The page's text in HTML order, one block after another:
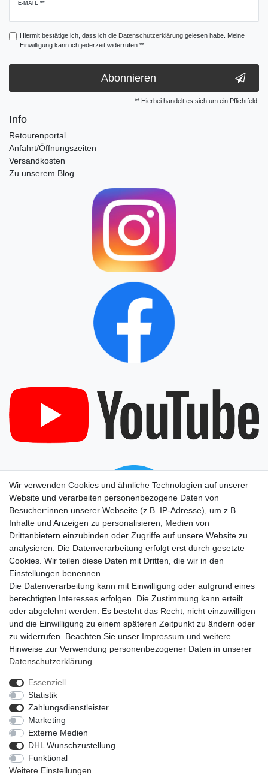
E-MAIL **
Newsletter
Hiermit bestätige ich, dass ich die Daten­schutz­erklärunggelesen habe. Meine
Einwilligung kann ich jederzeit widerrufen.**
Abonnieren
** Hierbei handelt es sich um ein Pflichtfeld.
Info
Retourenportal
Anfahrt/Öffnungszeiten
Versandkosten
Zu unserem Blog
Impressum
Barrierefreiheitserklärung
Vertrag widerrufen
Wir verwenden Cookies und ähnliche Technologien auf unserer
Website und verarbeiten personenbezogene Daten von
Besucher:innen unserer Webseite (z.B. IP-Adresse), um z.B.
Inhalte und Anzeigen zu personalisieren, Medien von
Drittanbietern einzubinden oder Zugriffe auf unsere Website zu
analysieren. Die Datenverarbeitung erfolgt erst durch gesetzte
Cookies. Wir teilen diese Daten mit Dritten, die wir in den
Einstellungen benennen.
Die Datenverarbeitung kann mit Einwilligung oder aufgrund eines
berechtigten Interesses erfolgen. Die Zustimmung kann erteilt
oder abgelehnt werden. Es besteht das Recht, nicht einzuwilligen
und die Einwilligung zu einem späteren Zeitpunkt zu ändern oder
zu widerrufen. Beachten Sie unser Impressum und weitere
Hinweise zur Verwendung personenbezogener Daten in unserer
Daten­schutz­erklärung
Essenziell
Statistik
Zahlungsdienstleister
Marketing
Externe Medien
DHL Wunschzustellung
Funktional
Weitere Einstellungen